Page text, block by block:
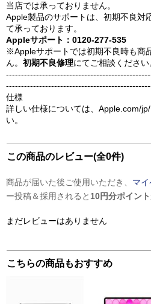
当店では承っておりません。
Apple製品のサポートは、初期不良対
て承っております。
Appleサポート：0120-277-535
※Appleサポートでは初期不良時も商
ん。 初期不良修理にてご相談ください
仕様
詳しい仕様については、Apple.com/
い。
この商品のレビュー(全0件)
商品が届いた後ご使用いただき、 マ
ー投稿＆採用されると 10円分ポイント
まだレビューはありません
こちらの商品もおすすめ